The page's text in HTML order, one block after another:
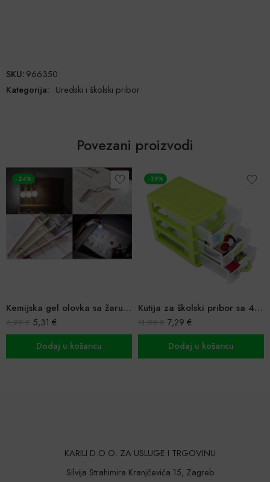
SKU:966350
Kategorija:: Uredski i školski pribor
Povezani proizvodi
-24%
Kemijska gel olovka sa žaruljom
6,99€ 5,31 €
Dodaj u košaricu
-39%
Kutija za školski pribor sa 4 ladice
11,99€ 7,29 €
Dodaj u košaricu
KARILI D.O.O. ZA USLUGE I TRGOVINU
Silvija Strahimira Kranjčevića 15, Zagreb